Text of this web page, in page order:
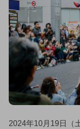
2024年10月19日（